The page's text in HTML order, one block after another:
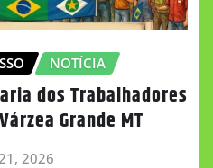
NOTÍCIA
dos Trabalhadores
Grande MT
2026